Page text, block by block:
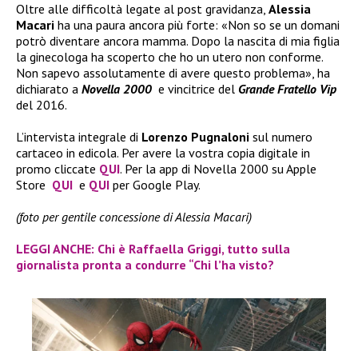
Oltre alle difficoltà legate al post gravidanza, Alessia
Macari ha una paura ancora più forte: «Non so se un domani
potrò diventare ancora mamma. Dopo la nascita di mia figlia
la ginecologa ha scoperto che ho un utero non conforme.
Non sapevo assolutamente di avere questo problema», ha
dichiarato a Novella 2000 e vincitrice del Grande Fratello Vip
del 2016.
L’intervista integrale di Lorenzo Pugnaloni sul numero
cartaceo in edicola. Per avere la vostra copia digitale in
promo cliccate QUI. Per la app di Novella 2000 su Apple
Store QUI e QUI per Google Play.
(foto per gentile concessione di Alessia Macari)
LEGGI ANCHE: Chi è Raffaella Griggi, tutto sulla
giornalista pronta a condurre “Chi l’ha visto?